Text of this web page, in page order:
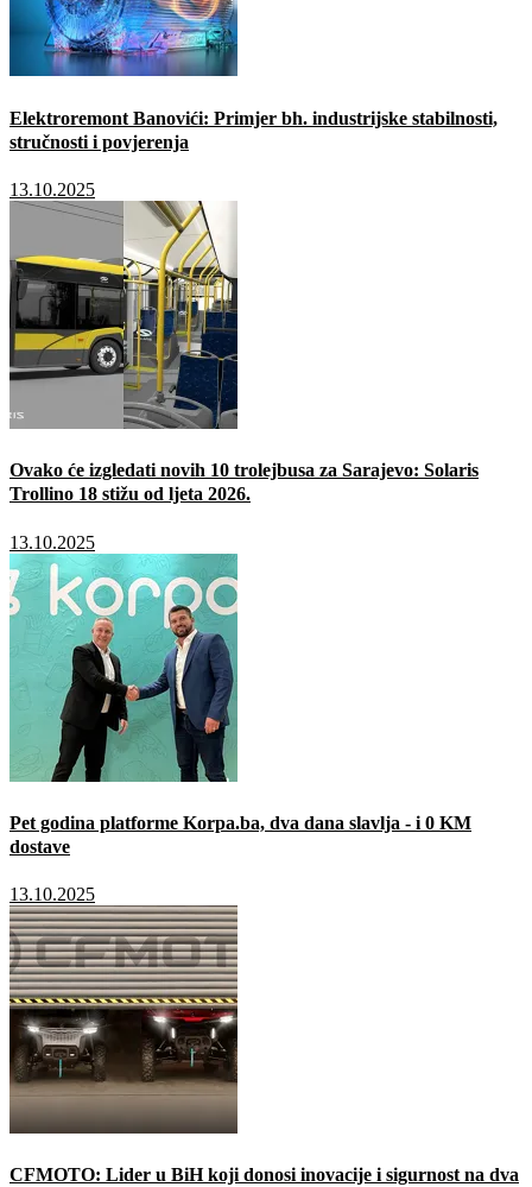
Elektroremont Banovići: Primjer bh. industrijske stabilnosti,
stručnosti i povjerenja
13.10.2025
Ovako će izgledati novih 10 trolejbusa za Sarajevo: Solaris
Trollino 18 stižu od ljeta 2026.
13.10.2025
Pet godina platforme Korpa.ba, dva dana slavlja - i 0 KM
dostave
13.10.2025
CFMOTO: Lider u BiH koji donosi inovacije i sigurnost na dva